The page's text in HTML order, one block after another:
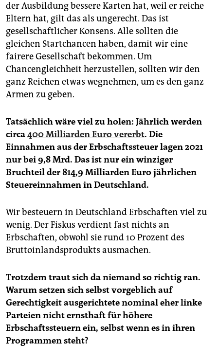
der Ausbildung bessere Karten hat, weil er reiche
Eltern hat, gilt das als ungerecht. Das ist
gesellschaftlicher Konsens. Alle sollten die
gleichen Startchancen haben, damit wir eine
fairere Gesellschaft bekommen. Um
Chancengleichheit herzustellen, sollten wir den
ganz Reichen etwas wegnehmen, um es den ganz
Armen zu geben.
Tatsächlich wäre viel zu holen: Jährlich werden
circa400 Milliarden Euro vererbt. Die
Einnahmen aus der Erbschaftssteuer lagen 2021
nur bei 9,8 Mrd. Das ist nur ein winziger
Bruchteil der 814,9 Milliarden Euro jährlichen
Steuereinnahmen in Deutschland.
Wir besteuern in Deutschland Erbschaften viel zu
wenig. Der Fiskus verdient fast nichts an
Erbschaften, obwohl sie rund 10 Prozent des
Bruttoinlandsprodukts ausmachen.
Trotzdem traut sich da niemand so richtig ran.
Warum setzen sich selbst vorgeblich auf
Gerechtigkeit ausgerichtete nominal eher linke
Parteien nicht ernsthaft für höhere
Erbschaftssteuern ein, selbst wenn es in ihren
Programmen steht?